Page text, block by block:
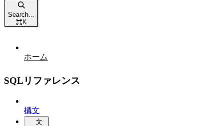
Search...
⌘K
ホーム
SQLリファレンス
構文
文